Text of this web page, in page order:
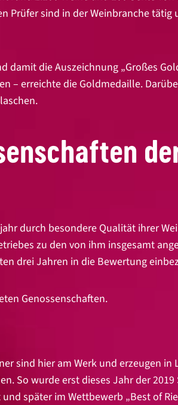
Prüfer sind in der Weinbranche
die Auszeichnung „Großes
– erreichte die Goldmedaille.
durch besondere Qualität ihrer
zu den von ihm insgesamt
drei Jahren in die Bewertung
Genossenschaften.
sind hier am Werk und erzeugen
So wurde erst dieses Jahr der
später im Wettbewerb „Best of